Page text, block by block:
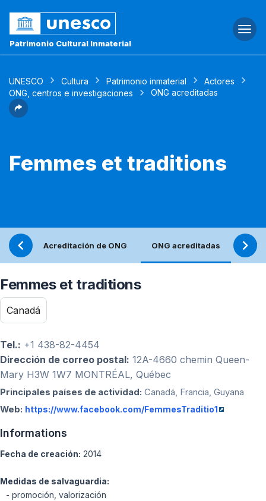
Patrimonio Cultural Inmaterial
UNESCO Cultura Patrimonio inmaterial
Actores
ONG, centros e investigaciones
ONG acreditadas
Femmes et traditions
Acreditación de ONG ONG acreditadas
Femmes et traditions
Canadá
Tel.: +1 438-82-4454
Dirección de correo postal: 12A-4660 chemin Queen-
Mary H3W 1W7 MONTRÉAL, Québec
Principales países de actividad: Canadá, Francia, Guyana
Web: https://www.facebook.com/FemmesTraditio1
Informations
Fecha de creación: 2014
Medidas de salvaguardia:
- promoción, valorización